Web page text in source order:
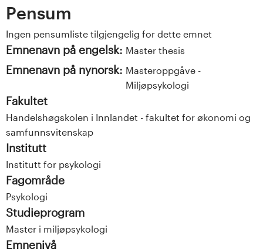
Pensum
Ingen pensumliste tilgjengelig for dette emnet
Emnenavn på engelsk: Master thesis
Emnenavn på nynorsk: Masteroppgåve -
Miljøpsykologi
Fakultet
Handelshøgskolen i Innlandet - fakultet for økonomi og
samfunnsvitenskap
Institutt
Institutt for psykologi
Fagområde
Psykologi
Studieprogram
Master i miljøpsykologi
Emnenivå